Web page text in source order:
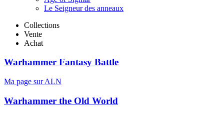
Le Seigneur des anneaux
Collections
Vente
Achat
Warhammer Fantasy Battle
Ma page sur ALN
Warhammer the Old World